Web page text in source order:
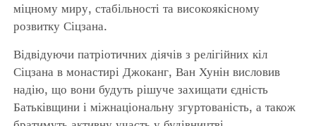
міцному миру, стабільності та високоякісному
розвитку Сіцзана.
Відвідуючи патріотичних діячів з релігійних кіл
Сіцзана в монастирі Джоканг, Ван Хунін висловив
надію, що вони будуть рішуче захищати єдність
Батьківщини і міжнаціональну згуртованість, а також